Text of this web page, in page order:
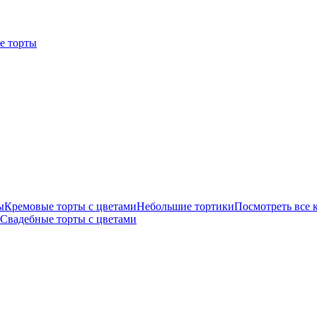
торты
Кремовые торты с цветамиНебольшие тортикиПосмотреть все
Свадебные торты с цветами